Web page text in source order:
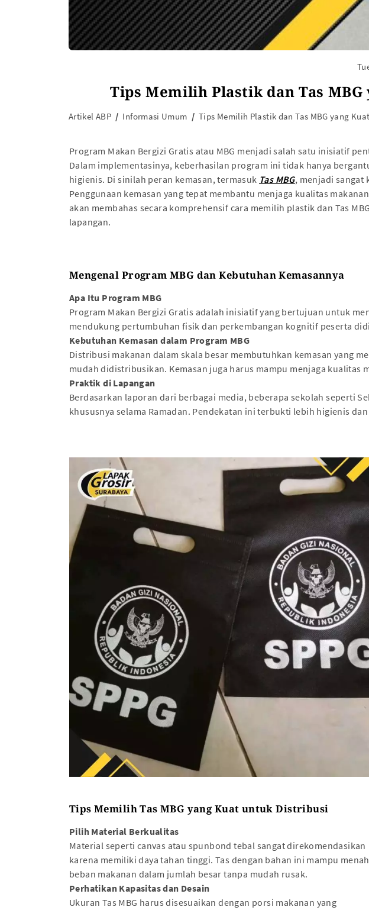
Tips Memilih Plastik dan Tas
Artikel ABP Informasi Umum Tips Memilih Plastik dan Tas MBG yang
Program Makan Bergizi Gratis atau MBG menjadi salah satu inisiatif
Dalam implementasinya, keberhasilan program ini tidak hanya
higienis. Di sinilah peran kemasan, termasuk Tas MBG, menjadi sangat
Penggunaan kemasan yang tepat membantu menjaga kualitas
akan membahas secara komprehensif cara memilih plastik dan Tas
lapangan.
Mengenal Program MBG dan Kebutuhan Kemasannya
Apa Itu Program MBG
Program Makan Bergizi Gratis adalah inisiatif yang bertujuan untuk
mendukung pertumbuhan fisik dan perkembangan kognitif peserta
Kebutuhan Kemasan dalam Program MBG
Distribusi makanan dalam skala besar membutuhkan kemasan yang
mudah didistribusikan. Kemasan juga harus mampu menjaga kualitas
Praktik di Lapangan
Berdasarkan laporan dari berbagai media, beberapa sekolah seperti
khususnya selama Ramadan. Pendekatan ini terbukti lebih higienis
Tips Memilih Tas MBG yang Kuat untuk Distribusi
Pilih Material Berkualitas
Material seperti canvas atau spunbond tebal sangat direkomendasikan
karena memiliki daya tahan tinggi. Tas dengan bahan ini mampu
beban makanan dalam jumlah besar tanpa mudah rusak.
Perhatikan Kapasitas dan Desain
Ukuran Tas MBG harus disesuaikan dengan porsi makanan yang